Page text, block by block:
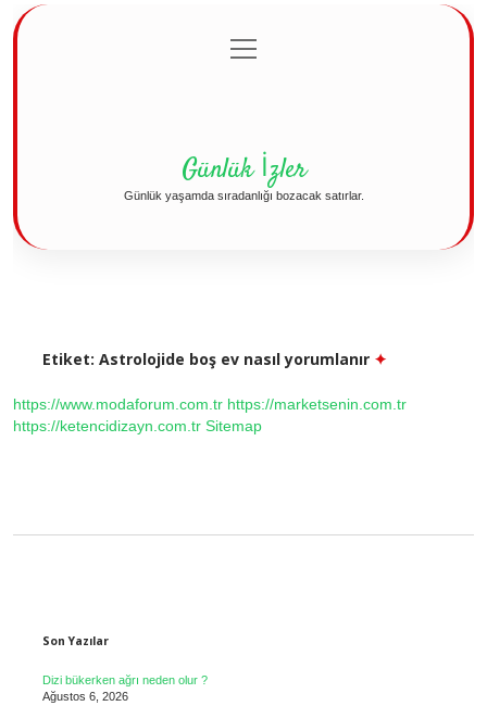
Gizlilik Politikası
menüyü
aç
Günlük İzler
Günlük yaşamda sıradanlığı bozacak satırlar.
Etiket: Astrolojide boş ev nasıl yorumlanır
https://www.modaforum.com.tr https://marketsenin.com.tr
https://ketencidizayn.com.tr Sitemap
Son Yazılar
Dizi bükerken ağrı neden olur ?
Ağustos 6, 2026